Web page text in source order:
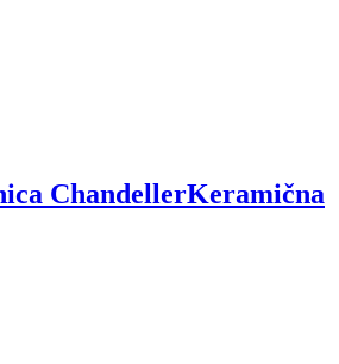
ChandellerKeramična